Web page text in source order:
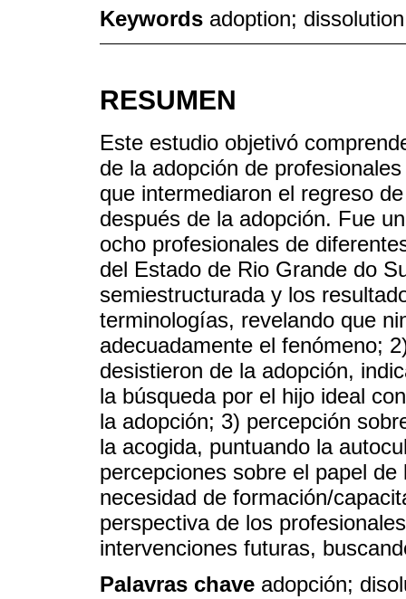
Keywords adoption;
RESUMEN
Este estudio objetivó
de la adopción de
que intermediaron el regreso
después de la adopción. Fue
ocho profesionales de
del Estado de Rio Grande do
semiestructurada y los
terminologías, revelando que
adecuadamente el fenómeno;
desistieron de la adopción,
la búsqueda por el hijo ideal
la adopción; 3) percepción
la acogida, puntuando la
percepciones sobre el papel
necesidad de formación/
perspectiva de los
intervenciones futuras,
Palavras chave adopción;